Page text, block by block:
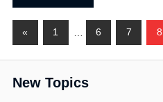
投
稿
ナ
«
の
事
1 6 7 8
New Topics